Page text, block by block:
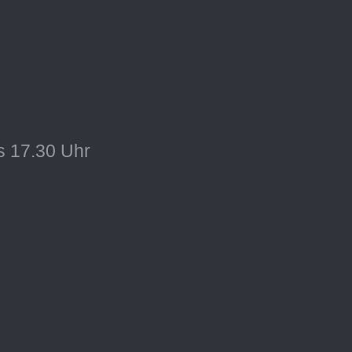
17.30 Uhr